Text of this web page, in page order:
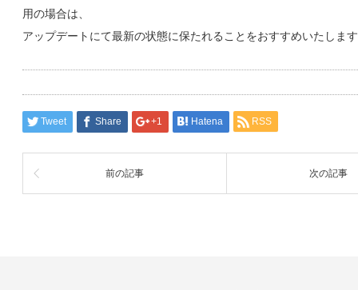
用の場合は、
アップデートにて最新の状態に保たれることをおすすめいたしま
Tweet Share +1 Hatena RSS
前の記事 次の記事